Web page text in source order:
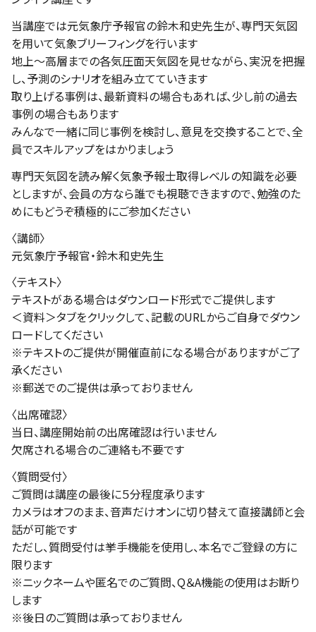
当講座では元気象庁予報官の鈴木和史先生が、専門天気図
を用いて気象ブリーフィングを行います
地上～高層までの各気圧面天気図を見せながら、実況を把握
し、予測のシナリオを組み立てていきます
取り上げる事例は、最新資料の場合もあれば、少し前の過去
事例の場合もあります
みんなで一緒に同じ事例を検討し、意見を交換することで、全
員でスキルアップをはかりましょう
専門天気図を読み解く気象予報士取得レベルの知識を必要
としますが、会員の方なら誰でも視聴できますので、勉強のた
めにもどうぞ積極的にご参加ください
〈講師〉
元気象庁予報官・鈴木和史先生
〈テキスト〉
テキストがある場合はダウンロード形式でご提供します
＜資料＞タブをクリックして、記載のURLからご自身でダウン
ロードしてください
※テキストのご提供が開催直前になる場合がありますがご了
承ください
※郵送でのご提供は承っておりません
〈出席確認〉
当日、講座開始前の出席確認は行いません
欠席される場合のご連絡も不要です
〈質問受付〉
ご質問は講座の最後に５分程度承ります
カメラはオフのまま、音声だけオンに切り替えて直接講師と会
話が可能です
ただし、質問受付は挙手機能を使用し、本名でご登録の方に
限ります
※ニックネームや匿名でのご質問、Q＆A機能の使用はお断り
します
※後日のご質問は承っておりません